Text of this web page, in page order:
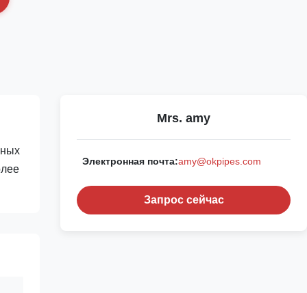
Mrs. amy
Электронная почта:amy@okpipes.com
Запрос сейчас